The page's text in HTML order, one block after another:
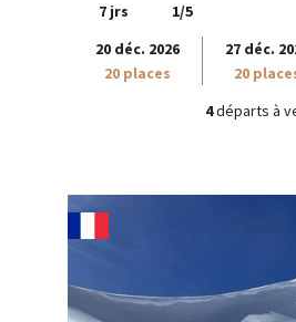
7 jrs
1/5
20 déc. 2026
20 places
27 déc.
20
4départs à